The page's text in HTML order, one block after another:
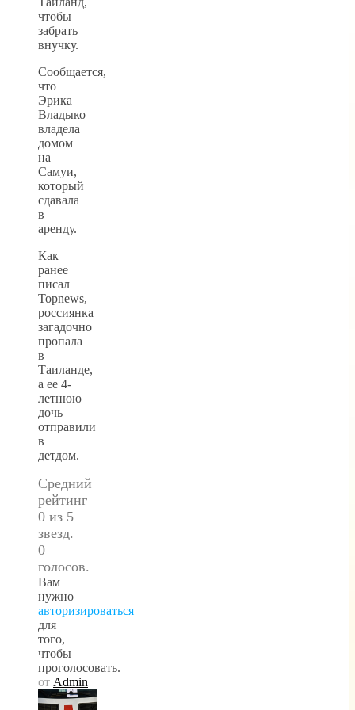
чтобы
забрать
внучку.
Сообщается,
что
Эрика
Владыко
владела
домом
на
Самуи,
который
сдавала
в
аренду.
Как
ранее
писал
Topnews,
россиянка
загадочно
пропала
в
Таиланде,
а ее 4-
летнюю
дочь
отправили
в
детдом.
Средний
рейтинг
0 из 5
звезд.
0
голосов.
Вам
нужно
авторизироваться
для
того,
чтобы
проголосовать.
от Admin